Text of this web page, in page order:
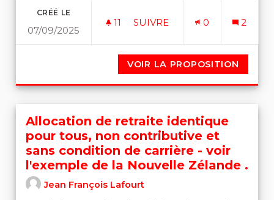
CRÉÉ LE
07/09/2025
11 11 ABONNÉS
SUIVRE 0 2
VOIR LA PROPOSITION
Allocation de retraite identique
pour tous, non contributive et
sans condition de carrière - voir
l'exemple de la Nouvelle Zélande .
Jean François Lafourt